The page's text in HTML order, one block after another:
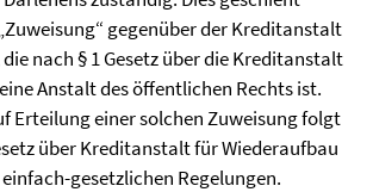
gegenüber der Kreditanstalt
nach § 1 Gesetz über die Kreditanstalt
Anstalt des öffentlichen Rechts ist.
Erteilung einer solchen Zuweisung folgt
über Kreditanstalt für Wiederaufbau
gesetzlichen Regelungen.